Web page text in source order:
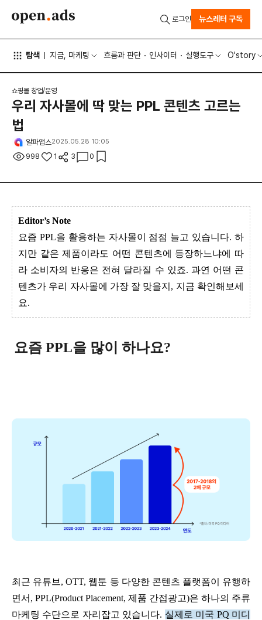
탐색 지금, 마케팅 흐름과 판단 인사이터 실행도구 O'story
로그인 뉴스레터 구독
쇼핑몰 창업/운영
우리 자사몰에 딱 맞는 PPL 콘텐츠 고르는
법
알파앱스2025.05.28 10:05
998 1 3 0
Editor’s Note
요즘 PPL을 활용하는 자사몰이 점점 늘고 있습니다. 하
지만 같은 제품이라도 어떤 콘텐츠에 등장하느냐에 따
라 소비자의 반응은 전혀 달라질 수 있죠. 과연 어떤 콘
텐츠가 우리 자사몰에 가장 잘 맞을지, 지금 확인해보세
요.
요즘 PPL을 많이 하나요?
최근 유튜브, OTT, 웹툰 등 다양한 콘텐츠 플랫폼이 유행하
면서, PPL(Product Placement, 제품 간접광고)은 하나의 주류
마케팅 수단으로 자리잡고 있습니다. 실제로 미국 PQ 미디